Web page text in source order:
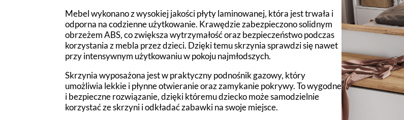
Mebel wykonano z wysokiej jakości płyty laminowanej, która jest trwała i
odporna na codzienne użytkowanie. Krawędzie zabezpieczono solidnym
obrzeżem ABS, co zwiększa wytrzymałość oraz bezpieczeństwo podczas
korzystania z mebla przez dzieci. Dzięki temu skrzynia sprawdzi się nawet
przy intensywnym użytkowaniu w pokoju najmłodszych.
Skrzynia wyposażona jest w praktyczny podnośnik gazowy, który
umożliwia lekkie i płynne otwieranie oraz zamykanie pokrywy. To wygodne
i bezpieczne rozwiązanie, dzięki któremu dziecko może samodzielnie
korzystać ze skrzyni i odkładać zabawki na swoje miejsce.